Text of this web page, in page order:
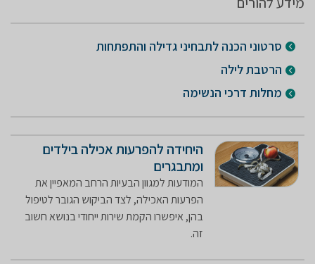
סרטוני הכנה לתבחיני גדילה והתפתחות
הרטבת לילה
מחלות דרכי הנשימה
היחידה להפרעות אכילה בילדים
ומתבגרים
המודעות למגוון הבעיות הרחב המאפיין את
הפרעות האכילה, לצד הביקוש הגובר לטיפול
בהן, איפשרו הקמת שירות ייחודי בנושא חשוב
זה.